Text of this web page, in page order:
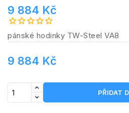
9 884 Kč
pánské hodinky TW-Steel VA8
9 884 Kč
PŘIDAT